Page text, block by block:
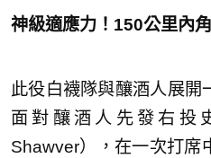
神級適應力！150公里內
此役白襪隊與釀酒人展開
面對釀酒人先發右投
Shawver），在一次打席